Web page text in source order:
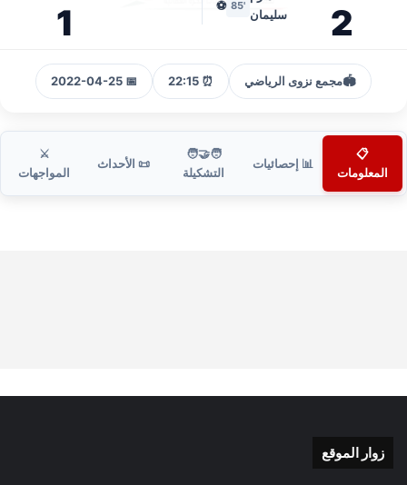
2
سليمان
'85
⚽
1
🏟️مجمع نزوى الرياضي ⏰ 22:15
📅 2022-04-25
📋
المعلومات
📊 إحصائيات
🧑‍🤝‍🧑
التشكيلة
📜 الأحداث
⚔️
المواجهات
زوار الموقع